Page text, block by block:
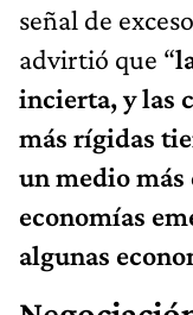
señal de
advirtió que “
incierta, y las
más rígidas
un medio
economías
algunas